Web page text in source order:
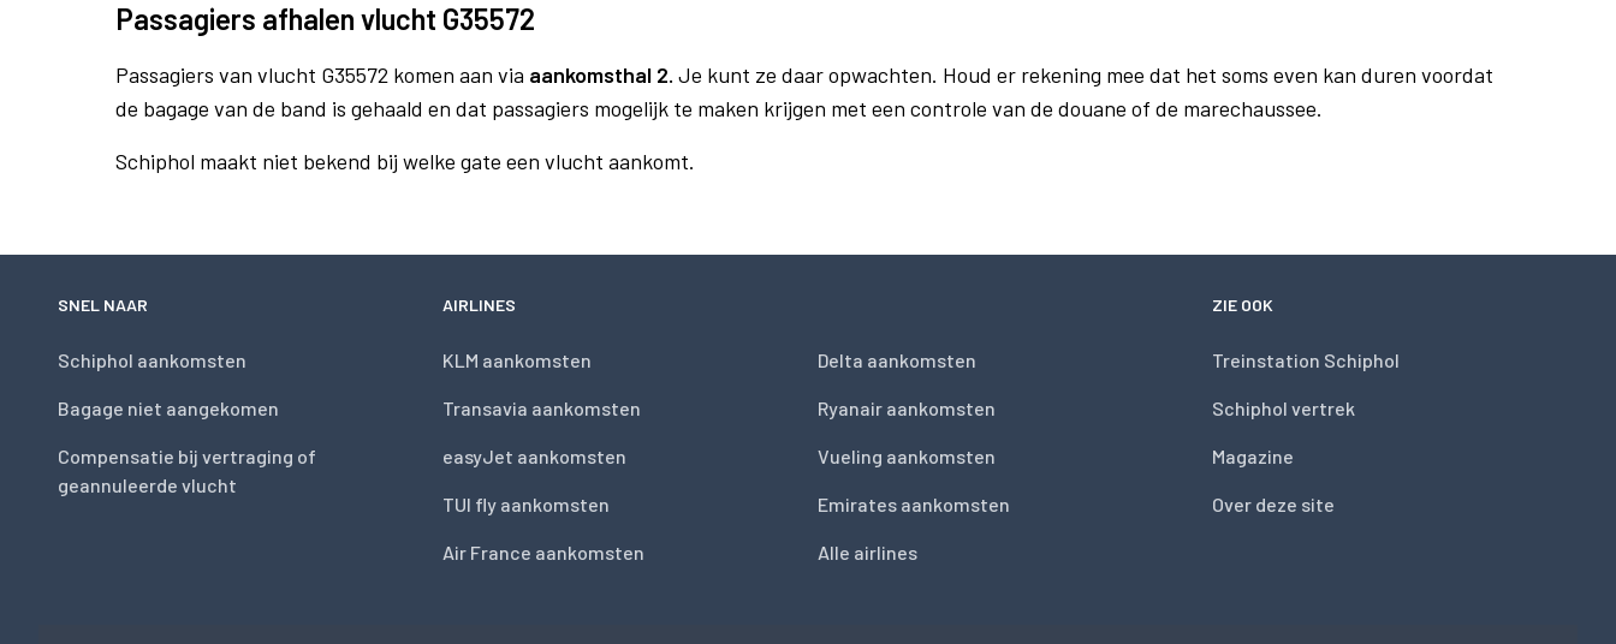
Passagiers afhalen vlucht G35572
Passagiers van vlucht G35572 komen aan via aankomsthal 2. Je kunt ze daar opwachten. Houd er rekening mee dat het soms even kan duren voordat
de bagage van de band is gehaald en dat passagiers mogelijk te maken krijgen met een controle van de douane of de marechaussee.
Schiphol maakt niet bekend bij welke gate een vlucht aankomt.
SNEL NAAR
Schiphol aankomsten
Bagage niet aangekomen
Compensatie bij vertraging of
geannuleerde vlucht
AIRLINES
KLM aankomsten
Transavia aankomsten
easyJet aankomsten
TUI fly aankomsten
Air France aankomsten
Delta aankomsten
Ryanair aankomsten
Vueling aankomsten
Emirates aankomsten
Alle airlines
ZIE OOK
Treinstation Schiphol
Schiphol vertrek
Magazine
Over deze site